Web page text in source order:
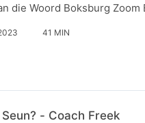
die Woord Boksburg
41 MIN
- Coach Freek